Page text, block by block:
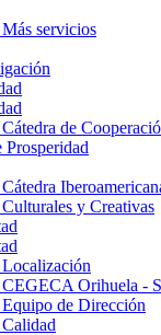
servicios
de
Prosperidad
y Creativas
Orihuela -
de Dirección